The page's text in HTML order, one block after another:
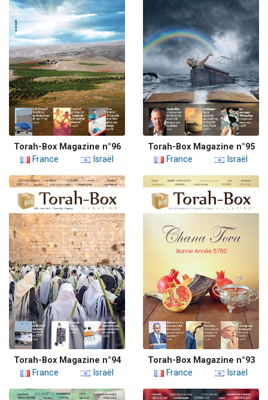
Torah-Box Magazine n°96
France
Israël
Torah-Box Magazine n°95
France
Israël
Torah-Box Magazine n°94
France
Israël
Torah-Box Magazine n°93
France
Israël